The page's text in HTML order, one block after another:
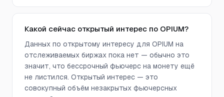
Какой сейчас открытый интерес по OPIUM?
Данных по открытому интересу для OPIUM на
отслеживаемых биржах пока нет — обычно это
значит, что бессрочный фьючерс на монету ещё
не листился. Открытый интерес — это
совокупный объём незакрытых фьючерсных